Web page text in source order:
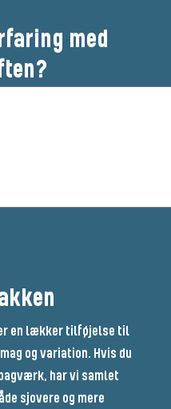
med
en lækker tilføjelse til
og variation. Hvis du
har vi samlet
sjovere og mere